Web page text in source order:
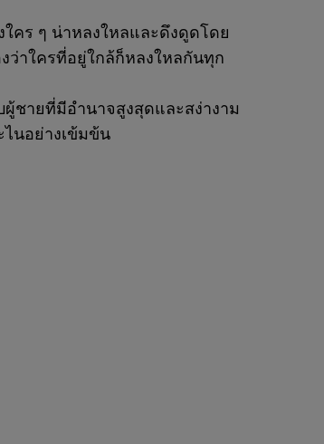
คร ๆ น่าหลงใหลและดึงดูดโดย
ว่าใครที่อยู่ใกล้ก็หลงใหลกันทุก
ผู้ชายที่มีอำนาจสูงสุดและสง่างาม
นอย่างเข้มข้น